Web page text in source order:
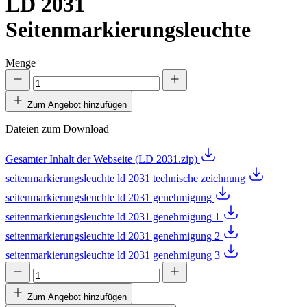
Seitenmarkierungsleuchte
Menge
Zum Angebot hinzufügen
Dateien zum Download
Gesamter Inhalt der Webseite (LD 2031.zip)
seitenmarkierungsleuchte ld 2031 technische zeichnung
seitenmarkierungsleuchte ld 2031 genehmigung
seitenmarkierungsleuchte ld 2031 genehmigung 1
seitenmarkierungsleuchte ld 2031 genehmigung 2
seitenmarkierungsleuchte ld 2031 genehmigung 3
Zum Angebot hinzufügen